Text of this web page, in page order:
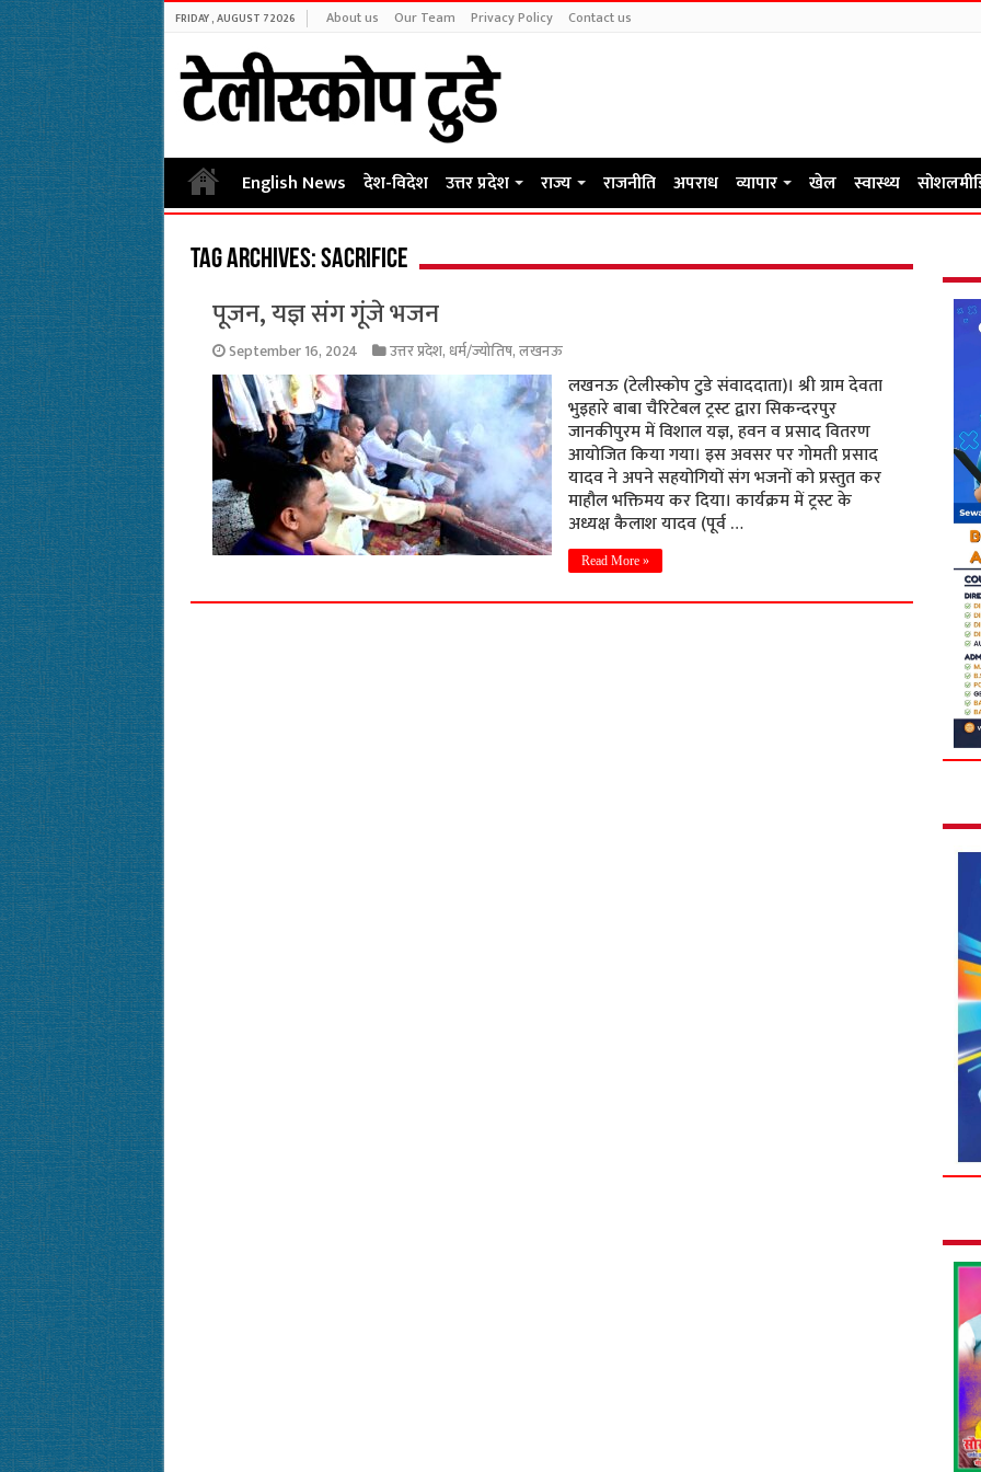
FRIDAY , AUGUST 7 2026 About us Our Team Privacy Policy Contact us
English News देश-विदेश उत्तर प्रदेश राज्य राजनीति अपराध व्यापार खेल स्वास्थ्य
Tag Archives:sacrifice
पूजन, यज्ञ संग गूंजे भजन
September 16, 2024 उत्तर प्रदेश, धर्म/ज्योतिष,लखनऊ
लखनऊ (टेलीस्कोप टुडे संवाददाता)। श्री ग्राम देवता
भुइहारे बाबा चैरिटेबल ट्रस्ट द्वारा सिकन्दरपुर
जानकीपुरम में विशाल यज्ञ, हवन व प्रसाद वितरण
आयोजित किया गया। इस अवसर पर गोमती प्रसाद
यादव ने अपने सहयोगियों संग भजनों को प्रस्तुत कर
माहौल भक्तिमय कर दिया। कार्यक्रम में ट्रस्ट के
अध्यक्ष कैलाश यादव (पूर्व …
Read More »